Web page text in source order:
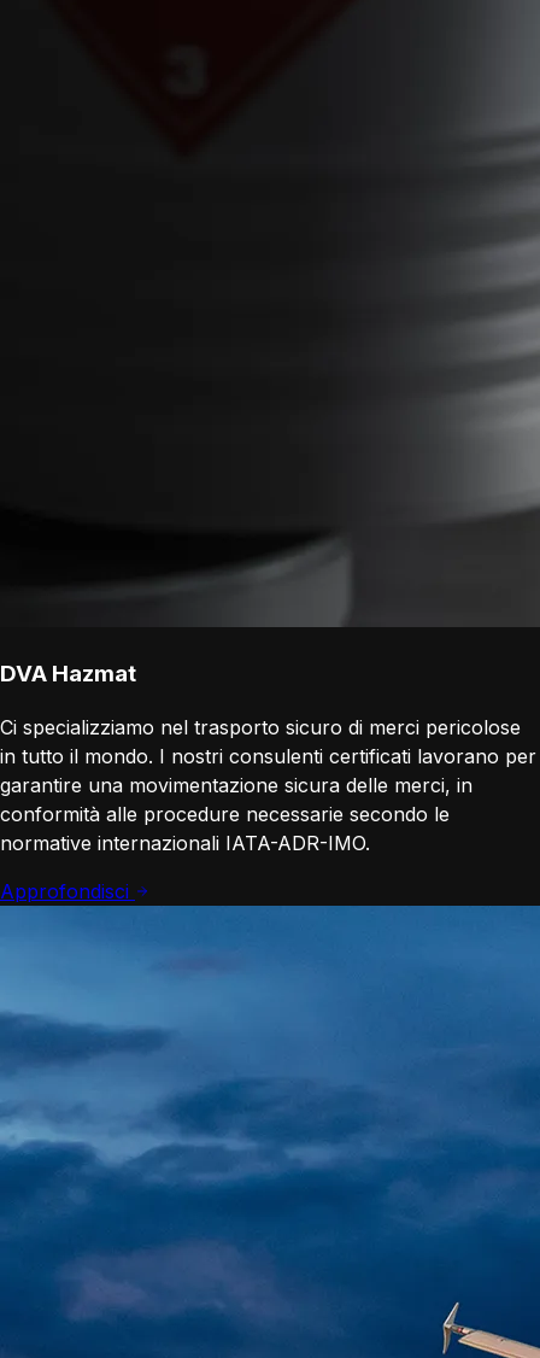
DVA Hazmat
Ci specializziamo nel trasporto sicuro di merci pericolose
in tutto il mondo. I nostri consulenti certificati lavorano per
garantire una movimentazione sicura delle merci, in
conformità alle procedure necessarie secondo le
normative internazionali IATA-ADR-IMO.
Approfondisci